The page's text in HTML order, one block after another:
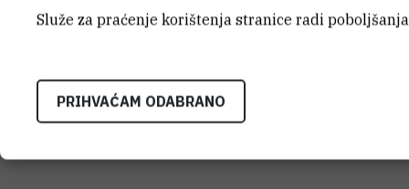
Služe za praćenje korištenja stranice radi
PRIHVAĆAM ODABRANO